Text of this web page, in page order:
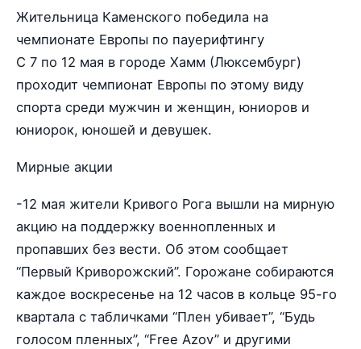
Жительница Каменского победила на
чемпионате Европы по пауерифтингу
С 7 по 12 мая в городе Хамм (Люксембург)
проходит чемпионат Европы по этому виду
спорта среди мужчин и женщин, юниоров и
юниорок, юношей и девушек.
Мирные акции
-12 мая жители Кривого Рога вышли на мирную
акцию на поддержку военнопленных и
пропавших без вести. Об этом сообщает
“Первый Криворожский”. Горожане собираются
каждое воскресенье на 12 часов в кольце 95-го
квартала с табличками “Плен убивает”, “Будь
голосом пленных”, “Free Azov” и другими